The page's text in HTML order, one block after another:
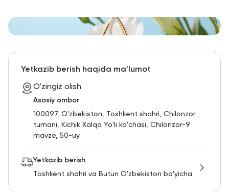
Yetkazib berish haqida ma'lumot
O'zingiz olish
Asosiy ombor
100097, O'zbekiston, Toshkent shahri, Chilonzor
tumani, Kichik Xalqa Yo'li ko'chasi, Chilonzor-9
mavze, 50-uy
Yetkazib berish
Toshkent shahri va Butun O'zbekiston bo'yicha